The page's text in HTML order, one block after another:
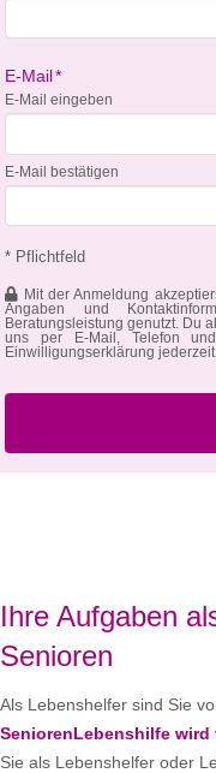
E-Mail*
E-Mail eingeben
E-Mail bestätigen
* Pflichtfeld
Mit der Anmeldung
Angaben und
Beratungsleistung genutzt. Du
uns per E-Mail, Telefon
Einwilligungserklärung
Ihre Aufgaben
Senioren
Als Lebenshelfer sind Sie
SeniorenLebenshilfe
Sie als Lebenshelfer oder